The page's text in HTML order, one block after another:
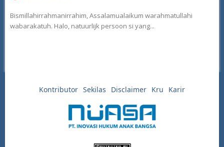
Bismillahirrahmanirrahim, Assalamualaikum warahmatullahi
wabarakatuh. Halo, natuurlijk persoon si yang...
Kontributor Sekilas Disclaimer Kru Karir